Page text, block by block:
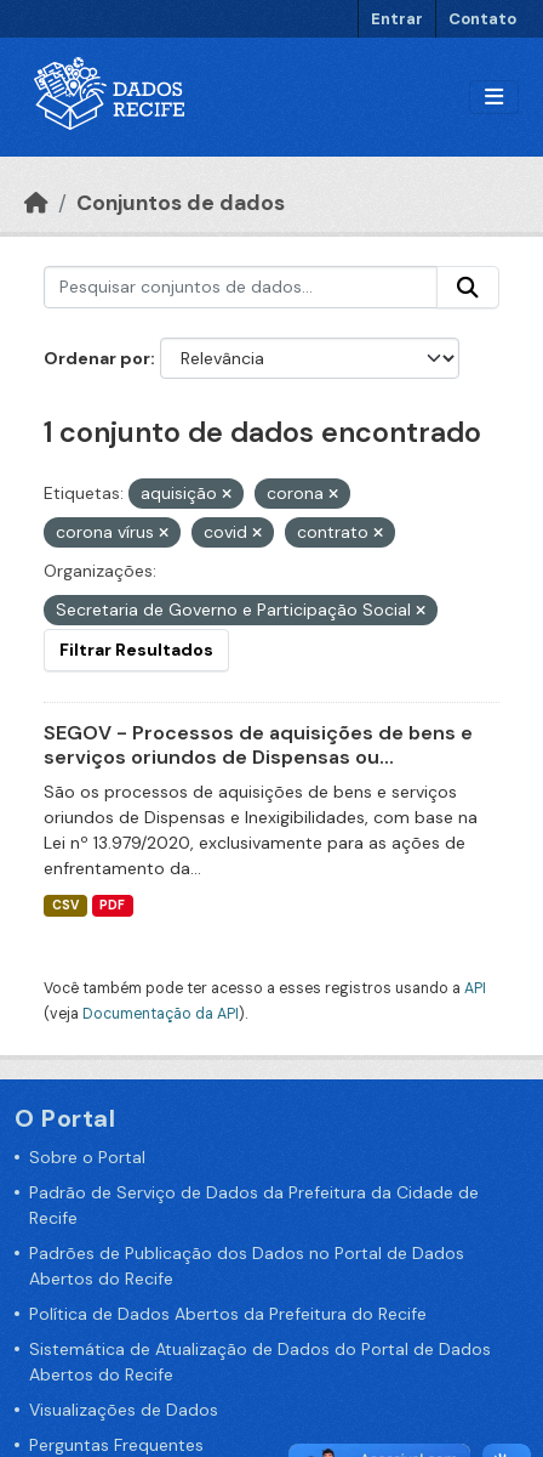
Entrar Contato
Conjuntos de dados
Ordenar por
1 conjunto de dados encontrado
Etiquetas: aquisição
corona
corona vírus
covid
contrato
Organizações:
Secretaria de Governo e Participação Social
Filtrar Resultados
SEGOV - Processos de aquisições de bens e
serviços oriundos de Dispensas ou...
São os processos de aquisições de bens e serviços
oriundos de Dispensas e Inexigibilidades, com base na
Lei nº 13.979/2020, exclusivamente para as ações de
enfrentamento da...
CSV PDF
Você também pode ter acesso a esses registros usando a API
(veja Documentação da API).
O Portal
Sobre o Portal
Padrão de Serviço de Dados da Prefeitura da Cidade de
Recife
Padrões de Publicação dos Dados no Portal de Dados
Abertos do Recife
Política de Dados Abertos da Prefeitura do Recife
Sistemática de Atualização de Dados do Portal de Dados
Abertos do Recife
Visualizações de Dados
Perguntas Frequentes